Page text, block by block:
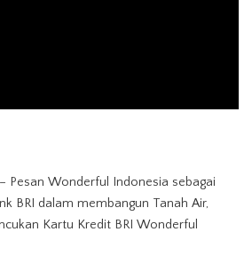
Pesan Wonderful Indonesia sebagai
BRI dalam membangun Tanah Air,
Kartu Kredit BRI Wonderful